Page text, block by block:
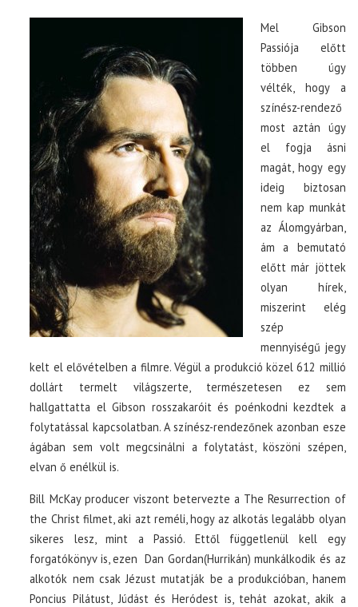
Mel Gibson
Passiója előtt
többen úgy
vélték, hogy a
színész-rendező
most aztán úgy
el fogja ásni
magát, hogy egy
ideig biztosan
nem kap munkát
az Álomgyárban,
ám a bemutató
előtt már jöttek
olyan hírek,
miszerint elég
szép
mennyiségű jegy
kelt el elővételben a filmre. Végül a produkció közel 612 millió
dollárt termelt világszerte, természetesen ez sem
hallgattatta el Gibson rosszakaróit és poénkodni kezdtek a
folytatással kapcsolatban. A színész-rendezőnek azonban esze
ágában sem volt megcsinálni a folytatást, köszöni szépen,
elvan ő enélkül is.
Bill McKay producer viszont betervezte a The Resurrection of
the Christ filmet, aki azt reméli, hogy az alkotás legalább olyan
sikeres lesz, mint a Passió. Ettől függetlenül kell egy
forgatókönyv is, ezen Dan Gordan(Hurrikán) munkálkodik és az
alkotók nem csak Jézust mutatják be a produkcióban, hanem
Poncius Pilátust, Júdást és Heródest is, tehát azokat, akik a